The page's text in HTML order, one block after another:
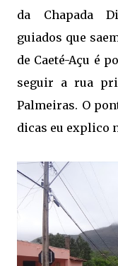
da Chapada
guiados que
de Caeté-Açu é
seguir a rua
Palmeiras. O
dicas eu explico